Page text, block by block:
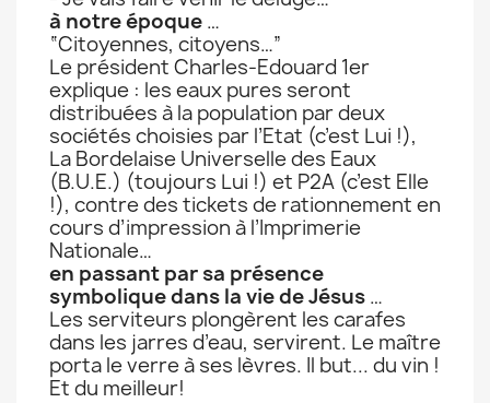
à notre époque …
“Citoyennes, citoyens…”
Le président Charles-Edouard 1er
explique : les eaux pures seront
distribuées à la population par deux
sociétés choisies par l’Etat (c’est Lui !),
La Bordelaise Universelle des Eaux
(B.U.E.) (toujours Lui !) et P2A (c’est Elle
!), contre des tickets de rationnement en
cours d’impression à l’Imprimerie
Nationale…
en passant par sa présence
symbolique dans la vie de Jésus …
Les serviteurs plongèrent les carafes
dans les jarres d’eau, servirent. Le maître
porta le verre à ses lèvres. Il but... du vin !
Et du meilleur!